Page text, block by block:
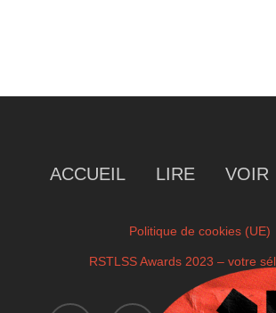
ACCUEIL LIRE VOIR
Politique de cookies (UE)
RSTLSS Awards 2023 – votre